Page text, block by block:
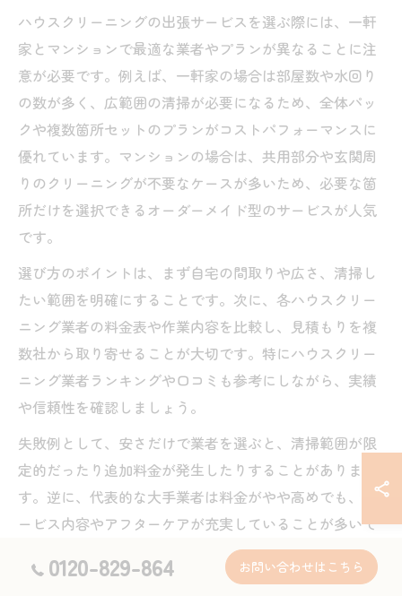
ハウスクリーニングの出張サービスを選ぶ際には、一軒
家とマンションで最適な業者やプランが異なることに注
意が必要です。例えば、一軒家の場合は部屋数や水回り
の数が多く、広範囲の清掃が必要になるため、全体パッ
クや複数箇所セットのプランがコストパフォーマンスに
優れています。マンションの場合は、共用部分や玄関周
りのクリーニングが不要なケースが多いため、必要な箇
所だけを選択できるオーダーメイド型のサービスが人気
です。
選び方のポイントは、まず自宅の間取りや広さ、清掃し
たい範囲を明確にすることです。次に、各ハウスクリー
ニング業者の料金表や作業内容を比較し、見積もりを複
数社から取り寄せることが大切です。特にハウスクリー
ニング業者ランキングや口コミも参考にしながら、実績
や信頼性を確認しましょう。
失敗例として、安さだけで業者を選ぶと、清掃範囲が限
定的だったり追加料金が発生したりすることがありま
す。逆に、代表的な大手業者は料金がやや高めでも、サ
ービス内容やアフターケアが充実していることが多いで
す。家族構成やライフスタイルも考慮し、最適なプラン
を選ぶことが満足度向上のカギです。
0120-829-864 お問い合わせはこちら